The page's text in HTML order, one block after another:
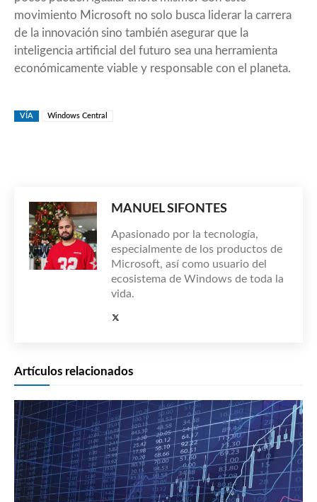
movimiento Microsoft no solo busca liderar la carrera
de la innovación sino también asegurar que la
inteligencia artificial del futuro sea una herramienta
económicamente viable y responsable con el planeta.
VÍA Windows Central
MANUEL SIFONTES
Apasionado por la tecnología,
especialmente de los productos de
Microsoft, así como usuario del
ecosistema de Windows de toda la
vida.
Artículos relacionados